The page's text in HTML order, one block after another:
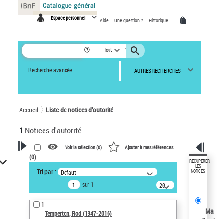
Espace personnel Aide Une question ? Historique
Tout
Recherche avancée AUTRES RECHERCHES
Accueil Liste de notices d’autorité
1 Notices d'autorité
VOTRE RECHERCHE
Recherche avancée dans les
notices d’autorité
Œuvres liées à l'auteur :
Temperton, Rod (1947-2016)
Voir la sélection (0) Ajouter à mes références
(0)
Tri par : Défaut
sur 1
20
résultats/page
1
Temperton, Rod (1947-2016)
RÉCUPÉRER
LES
NOTICES
Ma
Panneau de gestion des cookies